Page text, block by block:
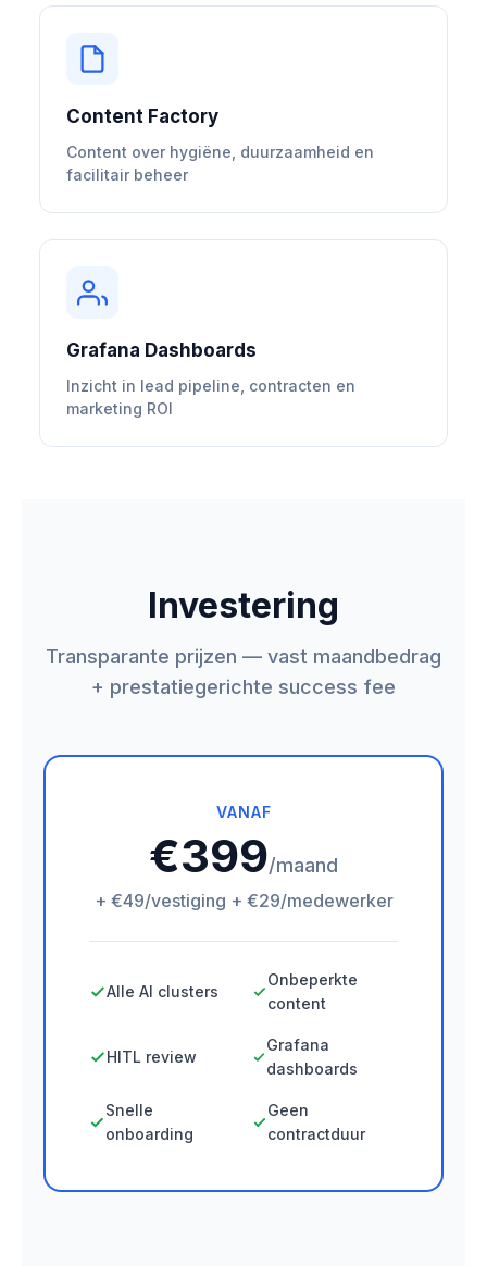
Content Factory
Content over hygiëne, duurzaamheid en
facilitair beheer
Grafana Dashboards
Inzicht in lead pipeline, contracten en
marketing ROI
Investering
Transparante prijzen — vast maandbedrag
+ prestatiegerichte success fee
VANAF
€399/maand
+ €49/vestiging + €29/medewerker
Alle AI clusters
Onbeperkte
content
HITL review
Grafana
dashboards
Snelle
onboarding
Geen
contractduur